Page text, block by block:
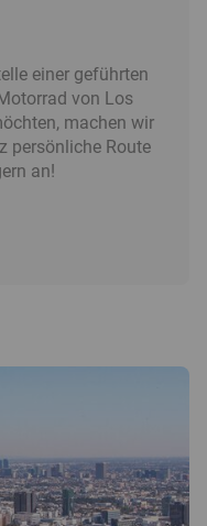
einer geführten
von Los
machen wir
persönliche Route
an!